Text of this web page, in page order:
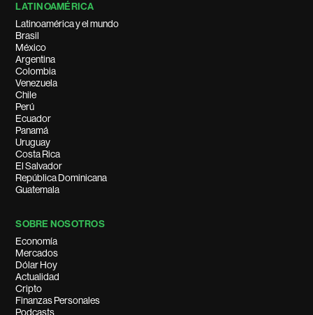
LATINOAMÉRICA
Latinoamérica y el mundo
Brasil
México
Argentina
Colombia
Venezuela
Chile
Perú
Ecuador
Panamá
Uruguay
Costa Rica
El Salvador
República Dominicana
Guatemala
SOBRE NOSOTROS
Economía
Mercados
Dólar Hoy
Actualidad
Cripto
Finanzas Personales
Podcasts